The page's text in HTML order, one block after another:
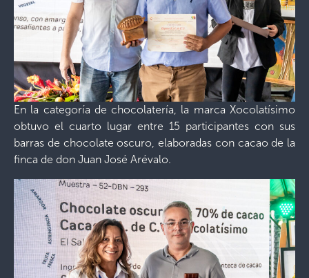
En la categoría de chocolatería, la marca Xocolatísimo
obtuvo el cuarto lugar entre 15 participantes con sus
barras de chocolate oscuro, elaboradas con cacao de la
finca de don Juan José Arévalo.